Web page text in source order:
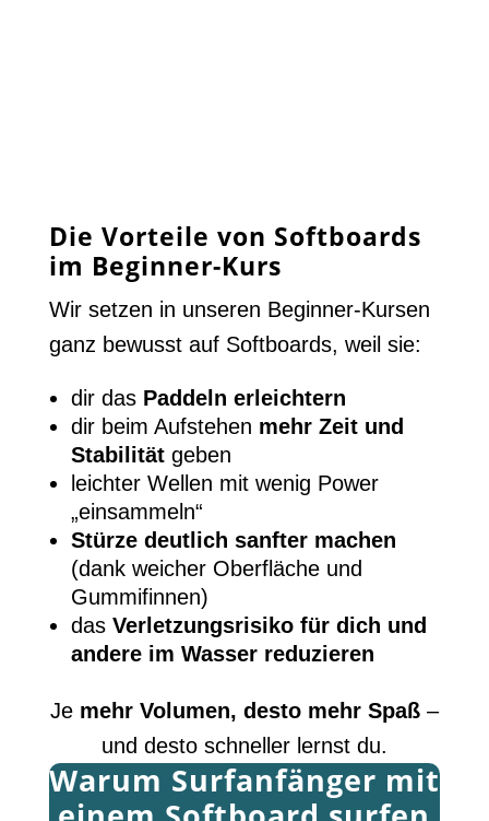
Die Vorteile von Softboards
im Beginner-Kurs
Wir setzen in unseren Beginner-Kursen
ganz bewusst auf Softboards, weil sie:
dir das Paddeln erleichtern
dir beim Aufstehen mehr Zeit und
Stabilitätgeben
leichter Wellen mit wenig Power
„einsammeln“
Stürze deutlich sanfter machen
(dank weicher Oberfläche und
Gummifinnen)
das Verletzungsrisiko für dich und
andere im Wasser reduzieren
Je mehr Volumen, desto mehr Spaß–
und desto schneller lernst du.
Warum Surfanfänger mit